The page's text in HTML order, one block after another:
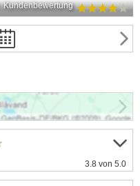
Kundenbewertung
3.8 von 5.0